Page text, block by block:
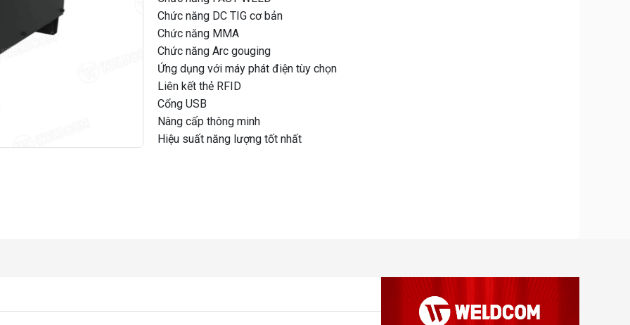
Chức năng DC TIG cơ bản
Chức năng MMA
Chức năng Arc gouging
Ứng dụng với máy phát điện tùy chọn
Liên kết thẻ RFID
Cổng USB
Nâng cấp thông minh
Hiệu suất năng lượng tốt nhất